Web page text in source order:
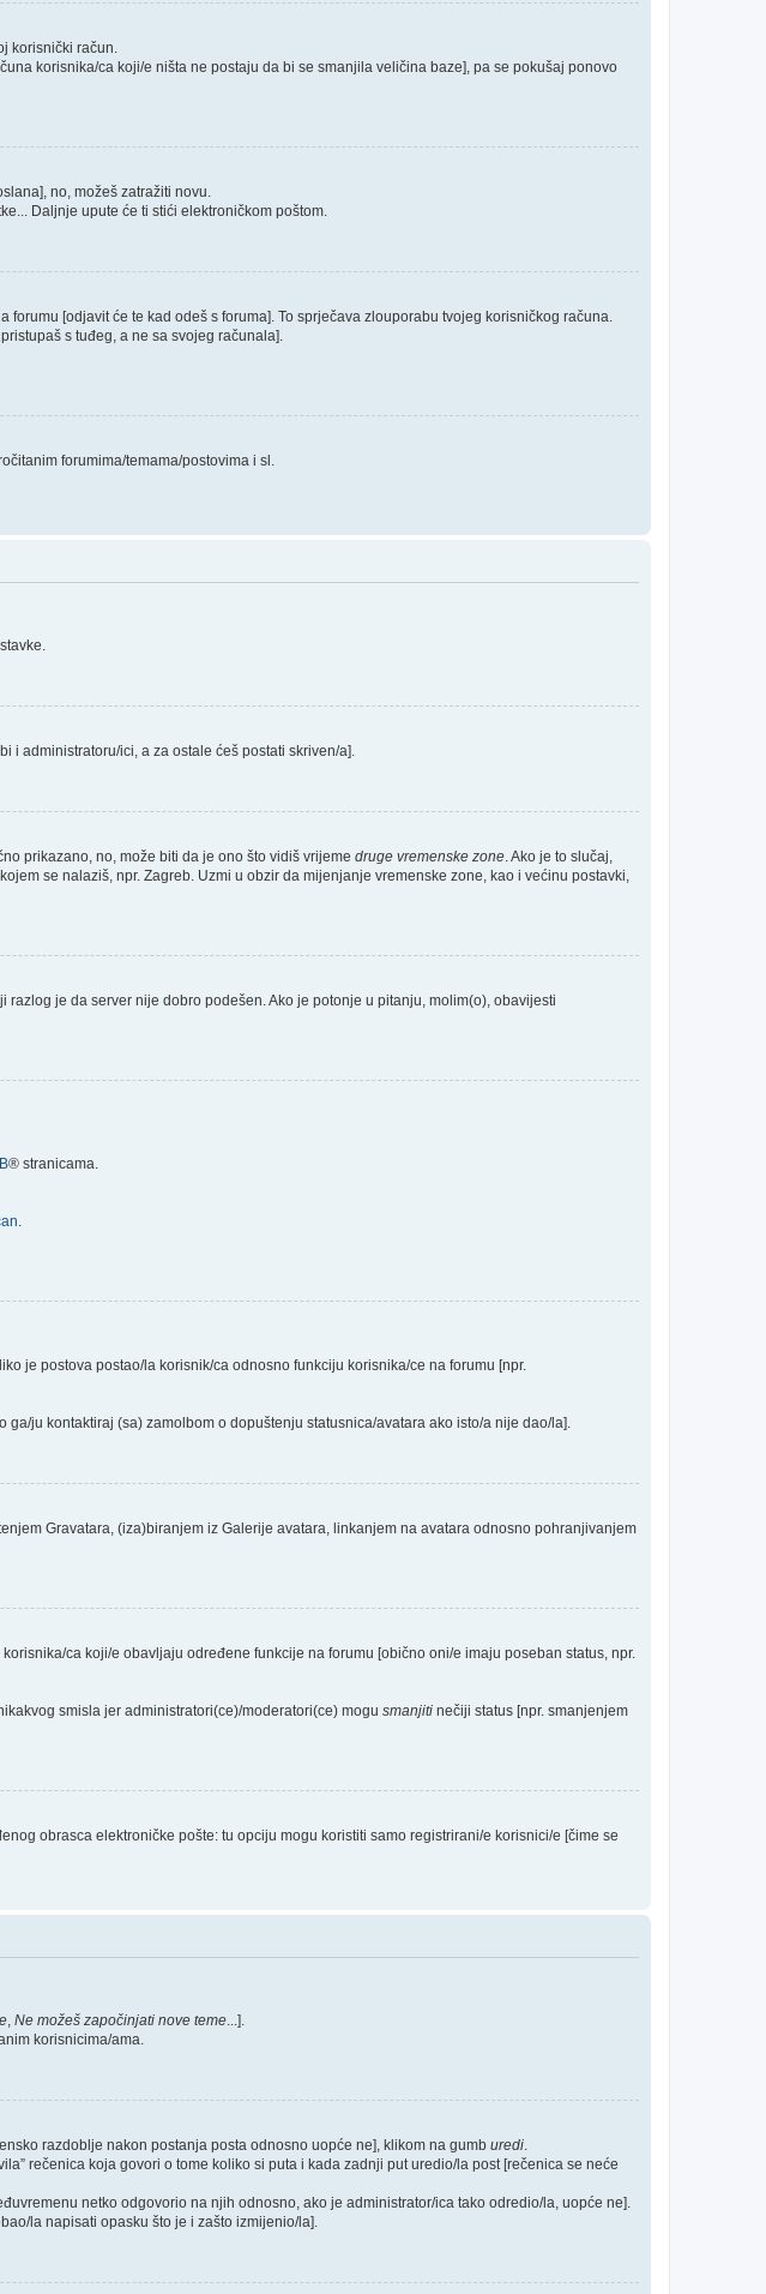
korisnički račun.
korisnika/ca koji/e ništa ne postaju da bi se smanjila veličina baze], pa se pokušaj ponovo
no, možeš zatražiti novu.
Daljnje upute će ti stići elektroničkom poštom.
[odjavit će te kad odeš s foruma]. To sprječava zlouporabu tvojeg korisničkog računa.
s tuđeg, a ne sa svojeg računala].
forumima/temama/postovima i sl.
i administratoru/ici, a za ostale ćeš postati skriven/a].
prikazano, no, može biti da je ono što vidiš vrijeme druge vremenske zone . Ako je to slučaj,
se nalaziš, npr. Zagreb. Uzmi u obzir da mijenjanje vremenske zone, kao i većinu postavki,
razlog je da server nije dobro podešen. Ako je potonje u pitanju, molim(o), obavijesti
® stranicama.
je postova postao/la korisnik/ca odnosno funkciju korisnika/ce na forumu [npr.
ju kontaktiraj (sa) zamolbom o dopuštenju statusnica/avatara ako isto/a nije dao/la].
Gravatara, (iza)biranjem iz Galerije avatara, linkanjem na avatara odnosno pohranjivanjem
ca koji/e obavljaju određene funkcije na forumu [obično oni/e imaju poseban status, npr.
smisla jer administratori(ce)/moderatori(ce) mogu smanjiti nečiji status [npr. smanjenjem
obrasca elektroničke pošte: tu opciju mogu koristiti samo registrirani/e korisnici/e [čime se
Ne možeš započinjati nove teme ...].
korisnicima/ama.
razdoblje nakon postanja posta odnosno uopće ne], klikom na gumb uredi
rečenica koja govori o tome koliko si puta i kada zadnji put uredio/la post [rečenica se neće
netko odgovorio na njih odnosno, ako je administrator/ica tako odredio/la, uopće ne].
la napisati opasku što je i zašto izmijenio/la].